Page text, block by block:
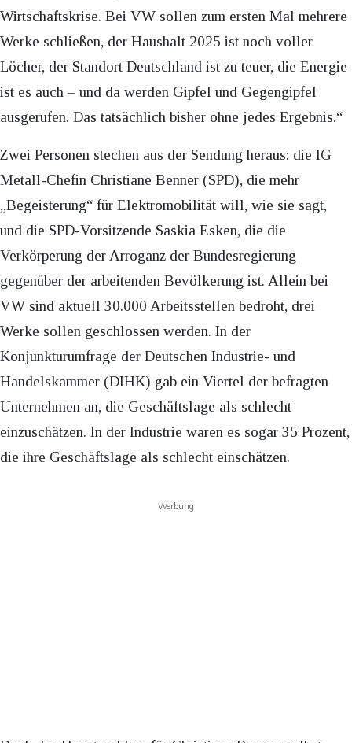
Wirtschaftskrise. Bei VW sollen zum ersten Mal mehrere
Werke schließen, der Haushalt 2025 ist noch voller
Löcher, der Standort Deutschland ist zu teuer, die Energie
ist es auch – und da werden Gipfel und Gegengipfel
ausgerufen. Das tatsächlich bisher ohne jedes Ergebnis.“
Zwei Personen stechen aus der Sendung heraus: die IG
Metall-Chefin Christiane Benner (SPD), die mehr
„Begeisterung“ für Elektromobilität will, wie sie sagt,
und die SPD-Vorsitzende Saskia Esken, die die
Verkörperung der Arroganz der Bundesregierung
gegenüber der arbeitenden Bevölkerung ist. Allein bei
VW sind aktuell 30.000 Arbeitsstellen bedroht, drei
Werke sollen geschlossen werden. In der
Konjunkturumfrage der Deutschen Industrie- und
Handelskammer (DIHK) gab ein Viertel der befragten
Unternehmen an, die Geschäftslage als schlecht
einzuschätzen. In der Industrie waren es sogar 35 Prozent,
die ihre Geschäftslage als schlecht einschätzen.
Werbung